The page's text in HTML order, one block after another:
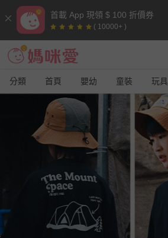
首載 App 現領 $ 100 折價券
( 10000+ )
分類 首頁 嬰幼 童裝 玩具